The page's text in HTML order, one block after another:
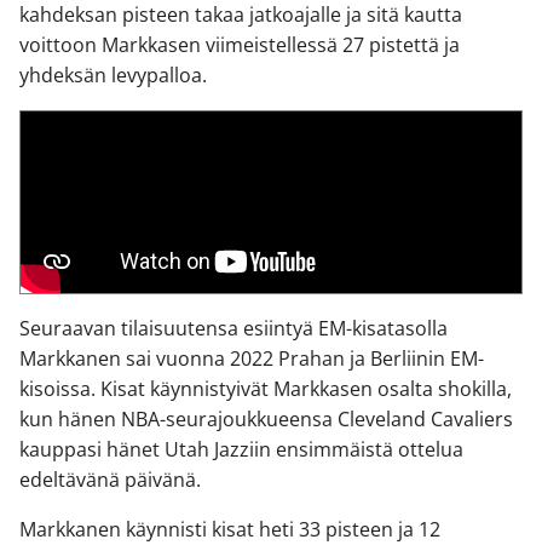
kahdeksan pisteen takaa jatkoajalle ja sitä kautta
voittoon Markkasen viimeistellessä 27 pistettä ja
yhdeksän levypalloa.
Seuraavan tilaisuutensa esiintyä EM-kisatasolla
Markkanen sai vuonna 2022 Prahan ja Berliinin EM-
kisoissa. Kisat käynnistyivät Markkasen osalta shokilla,
kun hänen NBA-seurajoukkueensa Cleveland Cavaliers
kauppasi hänet Utah Jazziin ensimmäistä ottelua
edeltävänä päivänä.
Markkanen käynnisti kisat heti 33 pisteen ja 12